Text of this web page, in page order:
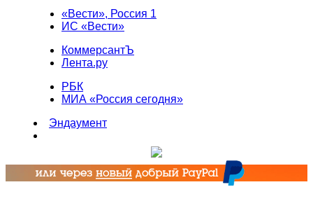
«Вести», Россия 1
ИС «Вести»
КоммерсантЪ
Лента.ру
РБК
МИА «Россия сегодня»
Эндаумент